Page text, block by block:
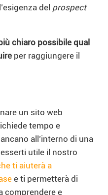
del prospect
chiaro possibile qual
per raggiungere il
un sito web
tempo e
all’interno di una
utile il nostro
ti aiuterà a
e ti permetterà di
comprendere e